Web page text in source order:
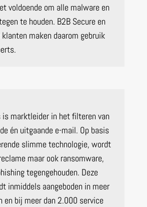
voldoende om alle malware en
te houden. B2B Secure en
klanten maken daarom gebruik
is marktleider in het filteren van
én uitgaande e-mail. Op basis
slimme technologie, wordt
maar ook ransomware,
tegengehouden. Deze
inmiddels aangeboden in meer
en bij meer dan 2.000 service